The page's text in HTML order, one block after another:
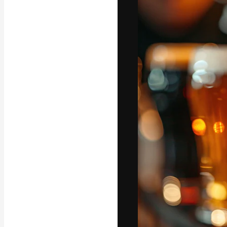
La plateforme
vos meilleurs
d’abonnés :
studios.
Français
Copyright © 2010-